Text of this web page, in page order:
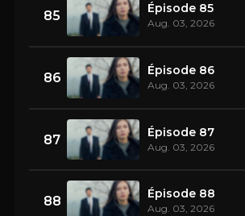
85 Épisode 85
Aug. 03, 2026
86 Épisode 86
Aug. 03, 2026
87 Épisode 87
Aug. 03, 2026
88 Épisode 88
Aug. 03, 2026